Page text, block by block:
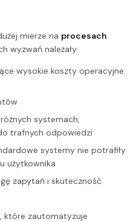
mierze na procesach
wyzwań należały:
wysokie koszty operacyjne
systemach,
trafnych odpowiedzi
systemy nie potrafiły
użytkownika
zapytań i skuteczność
które zautomatyzuje